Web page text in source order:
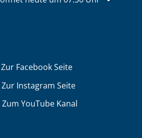
Zur Facebook Seite
Zur Instagram Seite
Zum YouTube Kanal